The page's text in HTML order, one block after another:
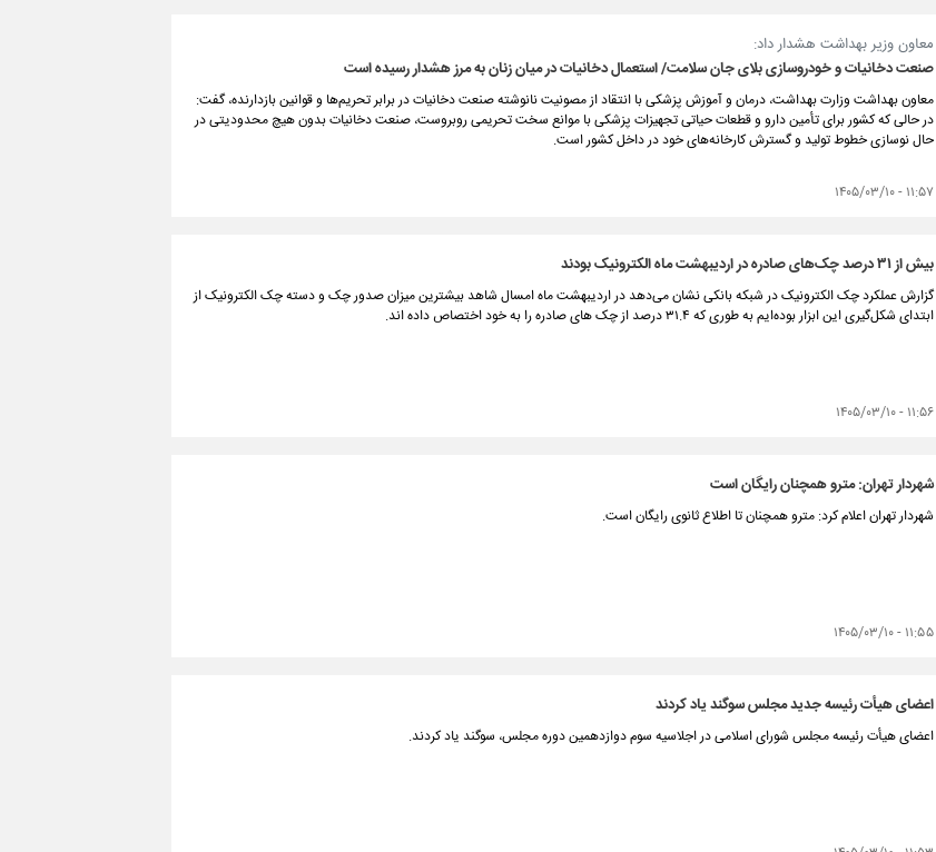
معاون وزیر بهداشت هشدار داد:
صنعت دخانیات و خودروسازی بلای جان سلامت/ استعمال دخانیات در میان زنان به مرز هشدار رسیده است
معاون بهداشت وزارت بهداشت، درمان و آموزش پزشکی با انتقاد از مصونیت نانوشته صنعت دخانیات در برابر تحریم‌ها و قوانین بازدارنده، گفت:
در حالی که کشور برای تأمین دارو و قطعات حیاتی تجهیزات پزشکی با موانع سخت تحریمی روبروست، صنعت دخانیات بدون هیچ محدودیتی در
حال نوسازی خطوط تولید و گسترش کارخانه‌های خود در داخل کشور است.
۱۱:۵۷ - ۱۴۰۵/۰۳/۱۰
بیش از ۳۱ درصد چک‌های صادره در اردیبهشت ماه الکترونیک بودند
گزارش عملکرد چک الکترونیک در شبکه بانکی نشان می‌دهد در اردیبهشت ماه امسال شاهد بیشترین میزان صدور چک و دسته چک الکترونیک از
ابتدای شکل‌گیری این ابزار بوده‌ایم به طوری که ۳۱.۴ درصد از چک های صادره را به خود اختصاص داده اند.
۱۱:۵۶ - ۱۴۰۵/۰۳/۱۰
شهردار تهران: مترو همچنان رایگان است
شهردار تهران اعلام کرد: مترو همچنان تا اطلاع ثانوی رایگان است.
۱۱:۵۵ - ۱۴۰۵/۰۳/۱۰
اعضای هیأت رئیسه جدید مجلس سوگند یاد کردند
اعضای هیأت رئیسه مجلس شورای اسلامی در اجلاسیه سوم دوازدهمین دوره مجلس، سوگند یاد کردند.